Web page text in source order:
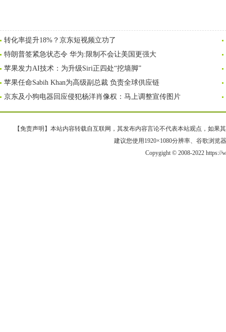
转化率提升18%？京东短视频立功了
特朗普签紧急状态令 华为:限制不会让美国更强大
苹果发力AI技术：为升级Siri正四处“挖墙脚”
苹果任命Sabih Khan为高级副总裁 负责全球供应链
京东及小狗电器回应侵犯杨洋肖像权：马上调整宣传图片
【免责声明】本站内容转载自互联网，其发布内容言论不代表本站观点，如果
建议您使用1920×1080分辨率、谷歌浏览
Copygight © 2008-2022 https://